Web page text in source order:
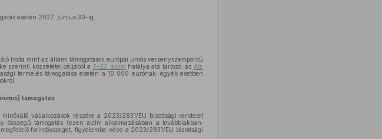
esetén 2027. június 30-ig,
Iroda mint az állami támogatások európai uniós versenyszempontú
szerinti közzététel céljából a 7–23. alcím hatálya alá tartozó, az Atr.
termelés támogatása esetén a 10 000 eurónak, egyéb esetben
támogatás
vállalkozások részére a 2023/2831/EU bizottsági rendelet
összegű támogatás (ezen alcím alkalmazásában a továbbiakban:
forintösszeget, figyelembe véve a 2023/2831/EU bizottsági